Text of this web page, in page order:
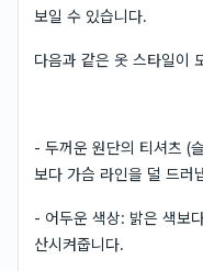
보일 수 있습니다.
다음과 같은 옷 스타일이
- 두꺼운 원단의 티셔츠 (
보다 가슴 라인을 덜 드러
- 어두운 색상: 밝은 색보
산시켜줍니다.